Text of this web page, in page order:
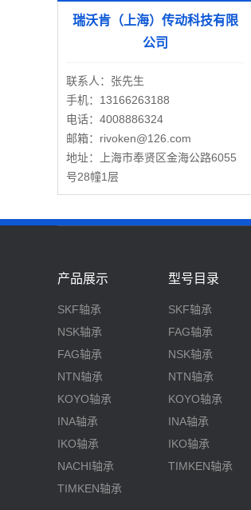
瑞沃肯（上海）传动科技有限
公司
联系人：张先生
手机：13166263188
电话：4008886324
邮箱：rivoken@126.com
地址：上海市奉贤区金海公路6055
号28幢1层
产品展示
SKF轴承
NSK轴承
FAG轴承
NTN轴承
KOYO轴承
INA轴承
IKO轴承
NACHI轴承
TIMKEN轴承
型号目录
SKF轴承
FAG轴承
NSK轴承
NTN轴承
KOYO轴承
INA轴承
IKO轴承
TIMKEN轴承